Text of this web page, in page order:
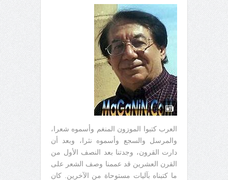
العرب كتبوا الموزون المنغم وأسموه شعرا،
والمرسل والسجع وأسموه نثرا، وبعد أن
دارت القرون، وجدتنا بعد النصف الأول من
القرن العشرين قد عممنا وصف الشعر على
ما كتبناه بآليات مستوحاة من الآخرين. كان